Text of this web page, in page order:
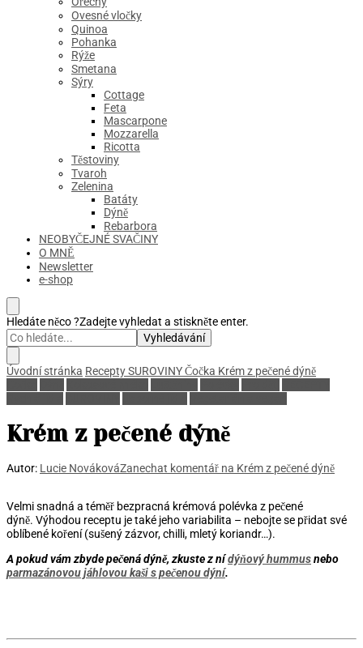
Ovesné vločky
Quinoa
Pohanka
Rýže
Smetana
Sýry
Cottage
Feta
Mascarpone
Mozzarella
Ricotta
Těstoviny
Tvaroh
Zelenina
Batáty
Dýně
Rebarbora
NEOBYČEJNÉ SVAČINY
O MNĚ
Newsletter
e-shop
Hledáte něco ?Zadejte vyhledat a stiskněte enter.
Úvodní stránka ReceptySUROVINYČočka Krém z pečené dýně
Krém z pečené dýně
Autor: Lucie NovákováZanechat komentář na Krém z pečené dýně
Velmi snadná a téměř bezpracná krémová polévka z pečené
dýně. Výhodou receptu je také jeho variabilita – nebojte se přidat své
oblíbené koření (sušený zázvor, chilli, mletý koriandr…).
A pokud vám zbyde pečená dýně, zkuste z nídýňový hummusnebo
parmazánovou jáhlovou kaši s pečenou dýní.